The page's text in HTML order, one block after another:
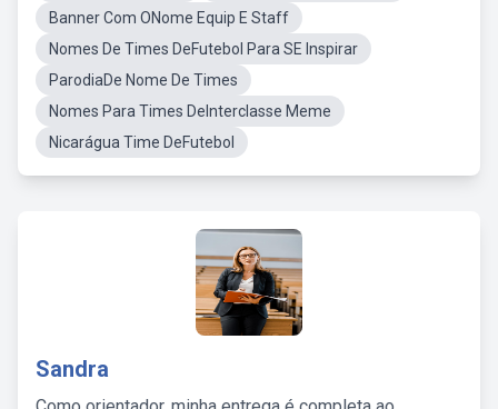
Banner Com ONome Equip E Staff
Nomes De Times DeFutebol Para SE Inspirar
ParodiaDe Nome De Times
Nomes Para Times DeInterclasse Meme
Nicarágua Time DeFutebol
Sandra